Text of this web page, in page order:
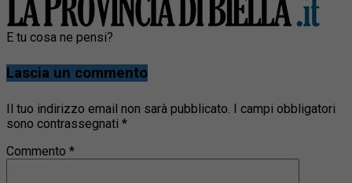
E tu cosa ne pensi?
Lascia un commento
Il tuo indirizzo email non sarà pubblicato. I campi obbligatori
sono contrassegnati *
Commento *